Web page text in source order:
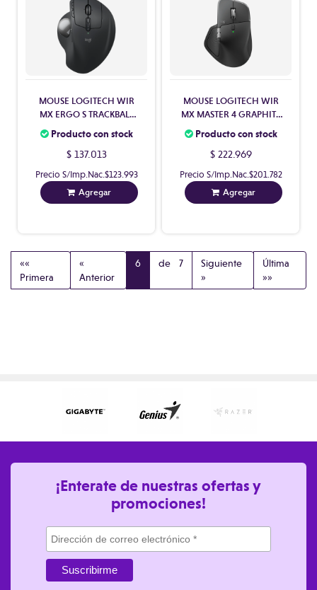
MOUSE LOGITECH WIR
MX ERGO S TRACKBALL
910-007261
Producto con stock
$ 137.013
Precio S/Imp.Nac. $123.993
Agregar
MOUSE LOGITECH WIR
MX MASTER 4 GRAPHITE
910-007565
Producto con stock
$ 222.969
Precio S/Imp.Nac. $201.782
Agregar
««
Primera
«
Anterior
6 de 7
Siguiente
»
Última
»»
¡Enterate de nuestras ofertas y
promociones!